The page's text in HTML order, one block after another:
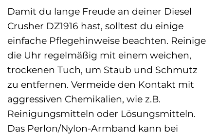
Damit du lange Freude an deiner Diesel
Crusher DZ1916 hast, solltest du einige
einfache Pflegehinweise beachten. Reinige
die Uhr regelmäßig mit einem weichen,
trockenen Tuch, um Staub und Schmutz
zu entfernen. Vermeide den Kontakt mit
aggressiven Chemikalien, wie z.B.
Reinigungsmitteln oder Lösungsmitteln.
Das Perlon/Nylon-Armband kann bei